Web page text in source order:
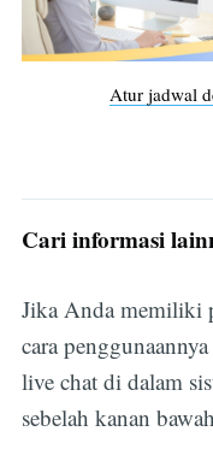
Atur jadwal
Cari informasi
Jika Anda memiliki
cara
live chat di dalam
sebelah kanan